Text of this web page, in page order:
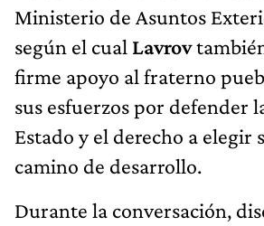
Ministerio de Asuntos
según el cual Lavrov
firme apoyo al fraterno
sus esfuerzos por defender
Estado y el derecho a elegir
camino de desarrollo.
Durante la conversación,